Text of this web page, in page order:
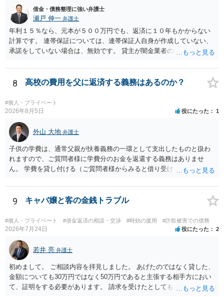
借金・債務整理に強い弁護士
瀬戸 伸一 弁護士
年利１５％なら、元本が５００万円でも、返済に１０年もかからない
計算です。 連帯保証については、連帯保証人自身が作成していない、
承諾をしていない場合は、無効です。 貸主が闇金業者のようなことを
ことで、主債務者自身の債務は免れない（支払い義務あり）と思われ
ます。 これまでの借り入れと返済額をまとめて、現在の正確な債務残
整理をされることをおすすめします。
8 高校の費用を父に返済する義務はあるのか？
#個人・プライベート
2026年8月5日 役にたった 1
外山 大地 弁護士
子供の学費は、通常父親が扶養義務の一環として支出したものと扱わ
れますので、ご質問者様に学費分のお金を返還する義務はありませ
ん。 学費を貸し付ける（ご質問者様からみると借り受ける）といった
ょう。
9 キャバ嬢と客の金銭トラブル
#個人・プライベート #借金返済の相談・交渉 #時効の援用 #詐欺被害での債務
2026年7月24日 役にたった 2
若井 亮 弁護士
初めまして。 ご相談内容を拝見しました。 あげたのではなく貸した、
金額についても30万円ではなく50万円であると主張する相手方におい
て、証明をする必要があります。 請求を受けたとしても、もらったも